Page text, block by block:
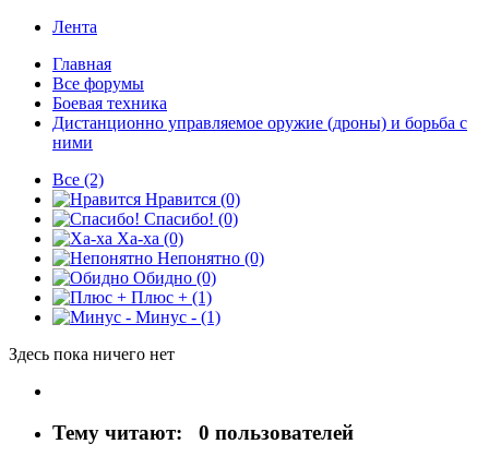
Лента
Главная
Все форумы
Боевая техника
Дистанционно управляемое оружие (дроны) и борьба с
ними
Все (2)
Нравится (0)
Спасибо! (0)
Ха-ха (0)
Непонятно (0)
Обидно (0)
Плюс + (1)
Минус - (1)
Здесь пока ничего нет
Тему читают: 0 пользователей